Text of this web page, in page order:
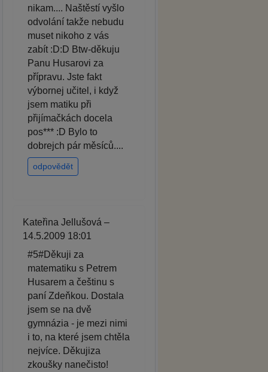
nikam.... Naštěstí vyšlo
odvolání takže nebudu
muset nikoho z vás
zabít :D:D Btw-děkuju
Panu Husarovi za
přípravu. Jste fakt
výbornej učitel, i když
jsem matiku při
přijímačkách docela
pos*** :D Bylo to
dobrejch pár měsíců....
odpovědět
Kateřina Jellušová –
14.5.2009 18:01
#5#Děkuji za
matematiku s Petrem
Husarem a češtinu s
paní Zdeňkou. Dostala
jsem se na dvě
gymnázia - je mezi nimi
i to, na které jsem chtěla
nejvíce. Děkujiza
zkoušky nanečisto!